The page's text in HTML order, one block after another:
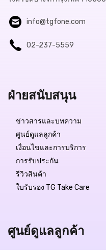
info@tgfone.com
02-237-5559
ฝ่ายสนับสนุน
ข่าวสารและบทความ
ศูนย์ดูแลลูกค้า
เงื่อนไขและการบริการ
การรับประกัน
รีวิวสินค้า
ใบรับรอง TG Take Care
ศูนย์ดูแลลูกค้า